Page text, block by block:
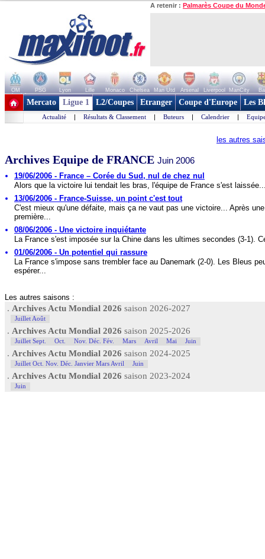
A retenir : Palmarès Coupe du
OM PSG Lyon Lille Monaco Chelsea Man Utd Arsenal Liverpool ManCity
+ de clubs
Mercato Ligue 1 L2/Coupes Etranger Coupe d'Europe Les
Actualité | Résultats & Classement | Buteurs | Calendrier |
les autres
Archives Equipe de FRANCE Juin 2006
19/06/2006 - France – Corée du Sud, nul de chez nul
Alors que la victoire lui tendait les bras, l'équipe de France s'est
13/06/2006 - France-Suisse, un point c'est tout
C'est mieux qu'une défaite, mais ça ne vaut pas une victoire... Après une
première...
08/06/2006 - Une victoire inquiétante
La France s'est imposée sur la Chine dans les ultimes secondes (3-1).
01/06/2006 - Un potentiel qui rassure
La France s'impose sans trembler face au Danemark (2-0). Les Bleus
espérer...
Les autres saisons :
. Archives Actu Mondial 2026 saison 2026-2027
Juillet Août
. Archives Actu Mondial 2026 saison 2025-2026
Juillet Sept. Oct. Nov. Déc. Fév. Mars Avril Mai Juin
. Archives Actu Mondial 2026 saison 2024-2025
Juillet Oct. Nov. Déc. Janvier Mars Avril Juin
. Archives Actu Mondial 2026 saison 2023-2024
Juin